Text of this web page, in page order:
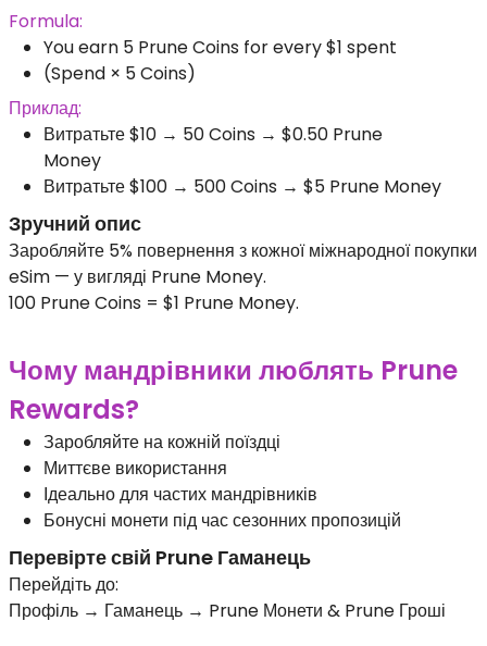
Formula:
You earn 5 Prune Coins for every $1 spent
(Spend × 5 Coins)
Приклад:
Витратьте $10 → 50 Coins → $0.50 Prune
Money
Витратьте $100 → 500 Coins → $5 Prune Money
Зручний опис
Заробляйте 5% повернення з кожної міжнародної покупки
eSim — у вигляді Prune Money.
100 Prune Coins = $1 Prune Money.
Чому мандрівники люблять Prune
Rewards?
Заробляйте на кожній поїздці
Миттєве використання
Ідеально для частих мандрівників
Бонусні монети під час сезонних пропозицій
Перевірте свій Prune Гаманець
Перейдіть до:
Профіль → Гаманець → Prune Монети & Prune Гроші